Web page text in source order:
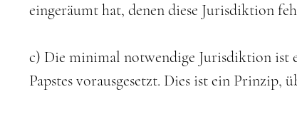
eingeräumt hat, denen diese Jurisdiktion
c) Die minimal notwendige Jurisdiktion ist
Papstes vorausgesetzt. Dies ist ein